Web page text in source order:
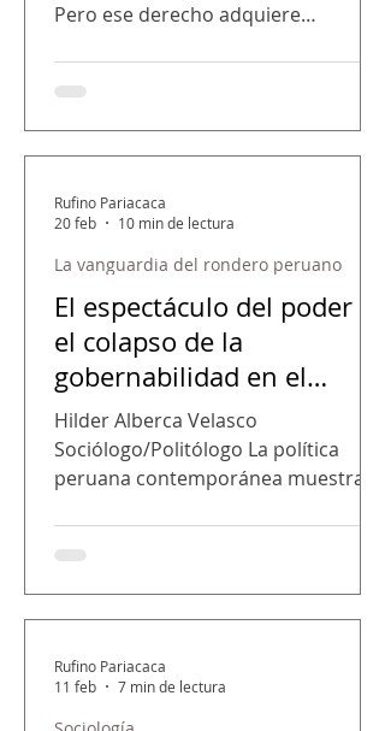
Pero ese derecho adquiere
importante . El deber de aprender
antes de hablar y el deber de
respetar a quienes tienen algo que
Velasco/Sociólogo y Politólogo En
vez más común escuchar opiniones
contundentes sobre casi cualquier
tema. Política, economía,
democracia, gestión pública, hi
El espectáculo del poder y
el colapso de la
gobernabilidad en el
Estado capitalista peruano
Hilder Alberca Velasco
Sociólogo/Politólogo La política
peruana contemporánea muestra
de políticas públicas y sobre la
consolidación de una estabilidad
institucional duradera. No se trata
gobiernos o de la alternancia de
La vanguardia del rondero peruano
Rufino Pariacaca
20 feb
10 min de lectura
Rufino Pariacaca
11 feb
7 min de lectura